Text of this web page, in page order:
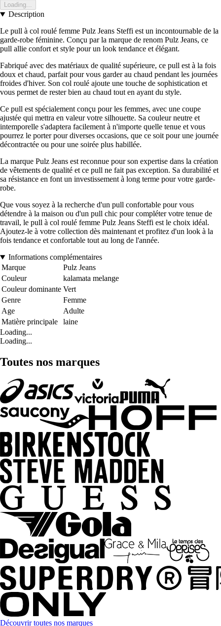
Loading...
Description
Le pull à col roulé femme Pulz Jeans Steffi est un incontournable de la
garde-robe féminine. Conçu par la marque de renom Pulz Jeans, ce
pull allie confort et style pour un look tendance et élégant.
Fabriqué avec des matériaux de qualité supérieure, ce pull est à la fois
doux et chaud, parfait pour vous garder au chaud pendant les journées
froides d'hiver. Son col roulé ajoute une touche de sophistication et
vous permet de rester bien au chaud tout en ayant du style.
Ce pull est spécialement conçu pour les femmes, avec une coupe
ajustée qui mettra en valeur votre silhouette. Sa couleur neutre et
intemporelle s'adaptera facilement à n'importe quelle tenue et vous
pourrez le porter pour diverses occasions, que ce soit pour une journée
décontractée ou pour une soirée plus habillée.
La marque Pulz Jeans est reconnue pour son expertise dans la création
de vêtements de qualité et ce pull ne fait pas exception. Sa durabilité et
sa résistance en font un investissement à long terme pour votre garde-
robe.
Que vous soyez à la recherche d'un pull confortable pour vous
détendre à la maison ou d'un pull chic pour compléter votre tenue de
travail, le pull à col roulé femme Pulz Jeans Steffi est le choix idéal.
Ajoutez-le à votre collection dès maintenant et profitez d'un look à la
fois tendance et confortable tout au long de l'année.
Informations complémentaires
Marque
Pulz Jeans
Couleur
kalamata melange
Couleur dominante Vert
Genre
Femme
Age
Adulte
Matière principale
laine
Loading...
Loading...
Toutes nos marques
Découvrir toutes nos marques